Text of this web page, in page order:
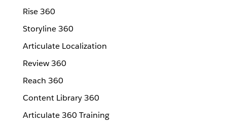
Rise 360
Storyline 360
Articulate Localization
Review 360
Reach 360
Content Library 360
Articulate 360 Training